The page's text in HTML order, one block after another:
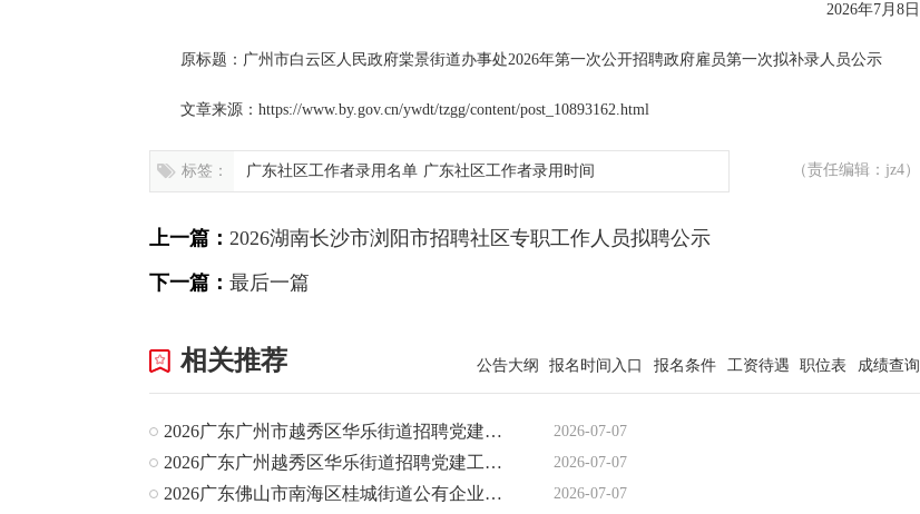
2026年7月8日
原标题：广州市白云区人民政府棠景街道办事处2026年第一次公开招聘政府雇员第一次拟补录人员公示
文章来源：https://www.by.gov.cn/ywdt/tzgg/content/post_10893162.html
标签： 广东社区工作者录用名单 广东社区工作者录用时间 （责任编辑：jz4）
上一篇： 2026湖南长沙市浏阳市招聘社区专职工作人员拟聘公示
下一篇：最后一篇
相关推荐 公告大纲 报名时间入口 报名条件 工资待遇 职位表 成绩查询
2026广东广州市越秀区华乐街道招聘党建工作指导员拟聘用人员 2026-07-07
2026广东广州越秀区华乐街道招聘党建工作指导员拟聘用人员公 2026-07-07
2026广东佛山市南海区桂城街道公有企业招聘财务人员拟录用人 2026-07-07